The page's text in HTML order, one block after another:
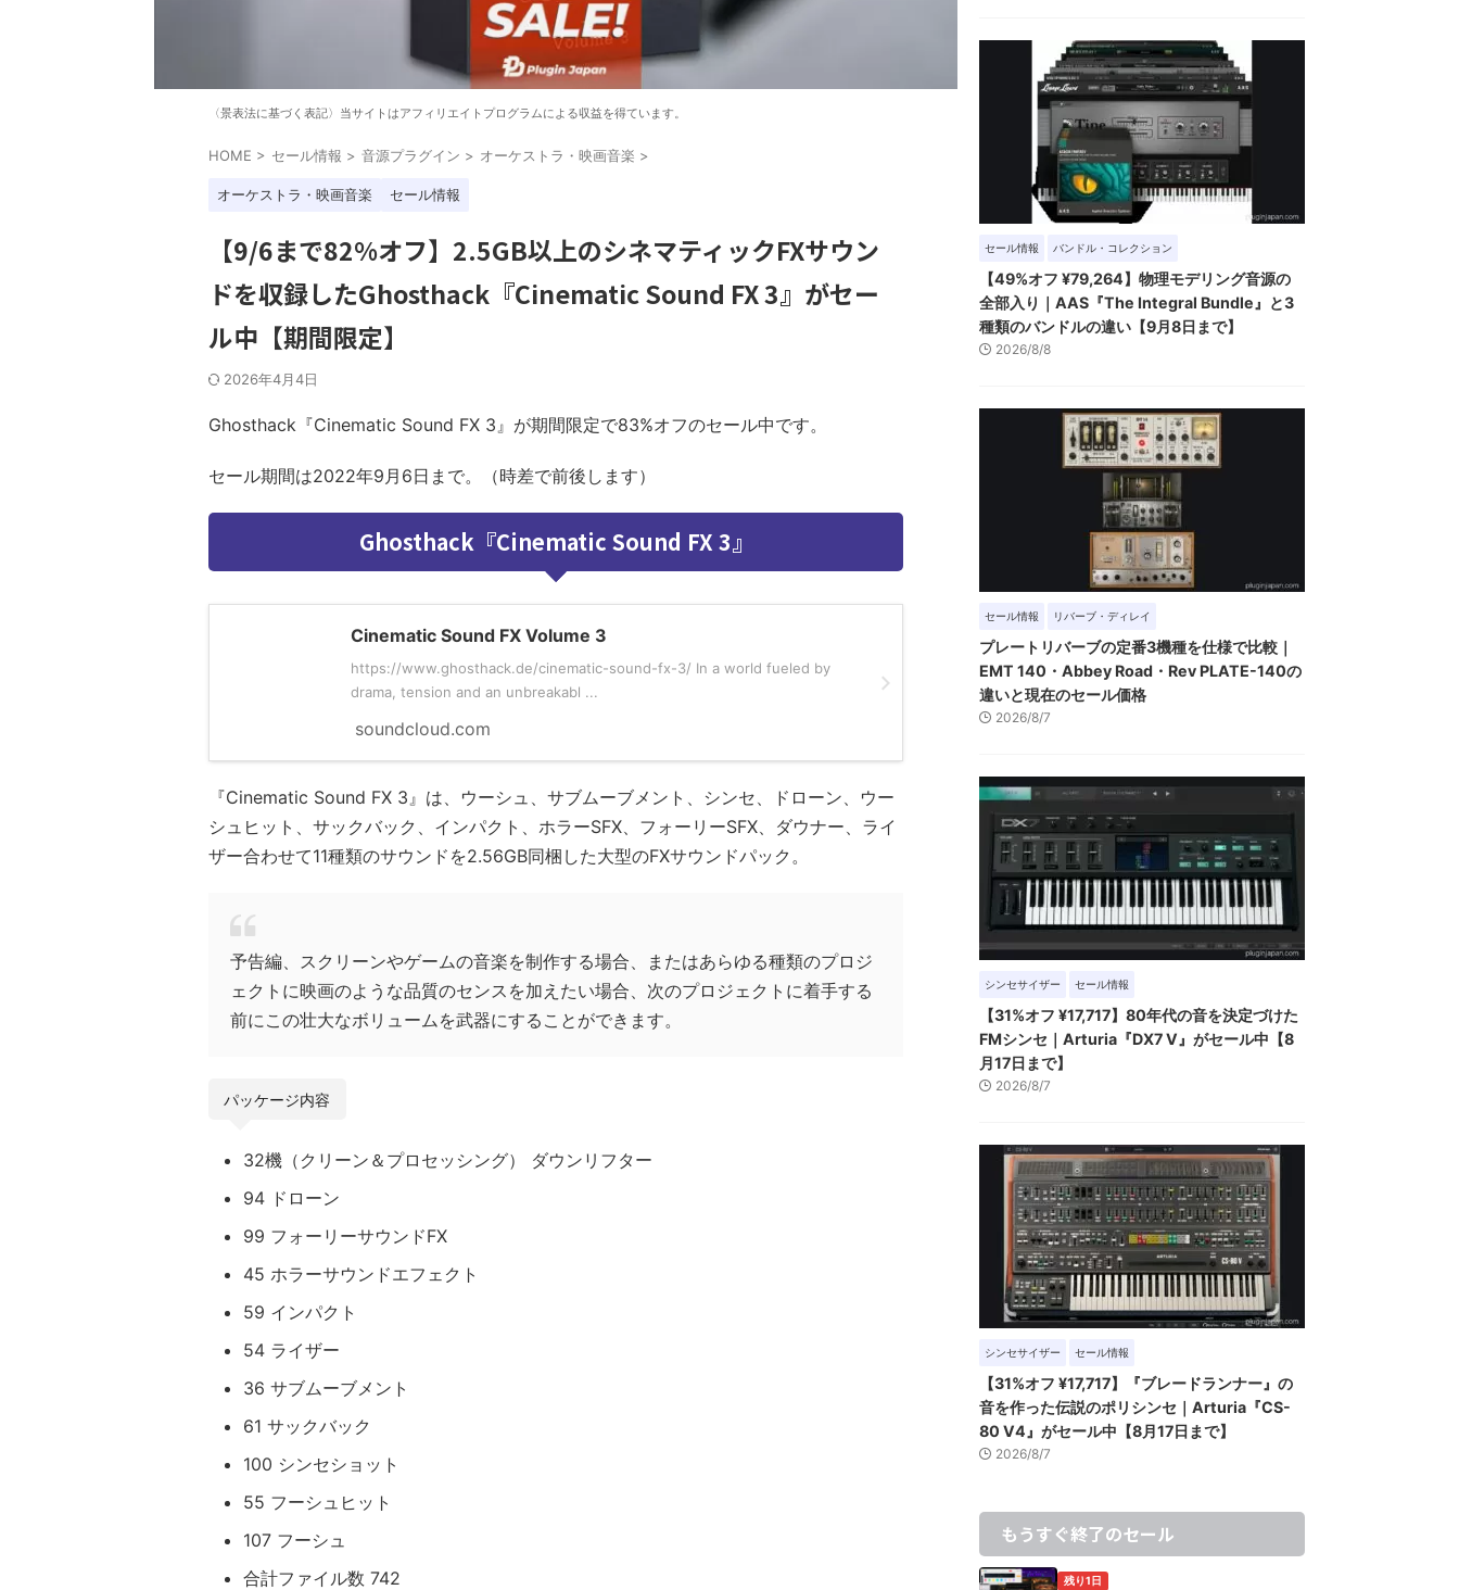
〈景表法に基づく表記〉当サイトはアフィリエイトプログラムによる収益を得ています。
HOME > セール情報 > 音源プラグイン > オーケストラ・映画音楽 >
オーケストラ・映画音楽 セール情報
【9/6まで82%オフ】2.5GB以上のシネマティックFXサウン
ドを収録したGhosthack『Cinematic Sound FX 3』がセー
ル中【期間限定】
2026年4月4日
Ghosthack『Cinematic Sound FX 3』が期間限定で83%オフのセール中です。
セール期間は2022年9月6日まで。（時差で前後します）
Ghosthack『Cinematic Sound FX 3』
Cinematic Sound FX Volume 3
https://www.ghosthack.de/cinematic-sound-fx-3/ In a world fueled by
drama, tension and an unbreakabl ...
soundcloud.com
『Cinematic Sound FX 3』は、ウーシュ、サブムーブメント、シンセ、ドローン、ウー
シュヒット、サックバック、インパクト、ホラーSFX、フォーリーSFX、ダウナー、ライ
ザー合わせて11種類のサウンドを2.56GB同梱した大型のFXサウンドパック。
予告編、スクリーンやゲームの音楽を制作する場合、またはあらゆる種類のプロジ
ェクトに映画のような品質のセンスを加えたい場合、次のプロジェクトに着手する
前にこの壮大なボリュームを武器にすることができます。
パッケージ内容
32機（クリーン＆プロセッシング） ダウンリフター
94 ドローン
99 フォーリーサウンドFX
45 ホラーサウンドエフェクト
59 インパクト
54 ライザー
36 サブムーブメント
61 サックバック
100 シンセショット
55 フーシュヒット
107 フーシュ
合計ファイル数 742
セール情報 バンドル・コレクション
【49%オフ ¥79,264】物理モデリング音源の
全部入り｜AAS『The Integral Bundle』と3
種類のバンドルの違い【9月8日まで】
2026/8/8
セール情報 リバーブ・ディレイ
プレートリバーブの定番3機種を仕様で比較｜
EMT 140・Abbey Road・Rev PLATE-140の
違いと現在のセール価格
2026/8/7
シンセサイザー セール情報
【31%オフ ¥17,717】80年代の音を決定づけた
FMシンセ｜Arturia『DX7 V』がセール中【8
月17日まで】
2026/8/7
シンセサイザー セール情報
【31%オフ ¥17,717】『ブレードランナー』の
音を作った伝説のポリシンセ｜Arturia『CS-
80 V4』がセール中【8月17日まで】
2026/8/7
もうすぐ終了のセール
残り1日